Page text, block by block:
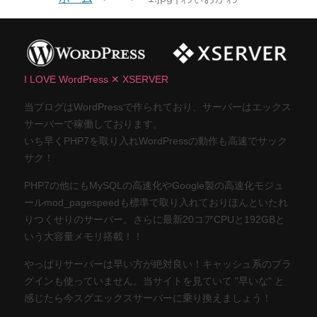
I LOVE WordPress ✕ XSERVER
当ブログはWordPressで作られており、サーバーはエックス
サーバーで稼働しております。
いち早くPHP7を取り入れWordPressの動作も高速でサック
サク！
PHP7の他にもMySQLの高速化やGoogle製の高速化モジュ
ールmod_pagespeedも標準で取り入れておりほんといたれ
りつくせりのサーバー。さらに最新20コアCPUと192GBと
いう大容量メモリ搭載！！
やっぱりサーバーは早い方が絶対良い！キャッシュ系のプラ
グインも使っていません。当サイトを見ていて "早いな" と
感じたら今スグエックスサーバーに乗り換えましょう！